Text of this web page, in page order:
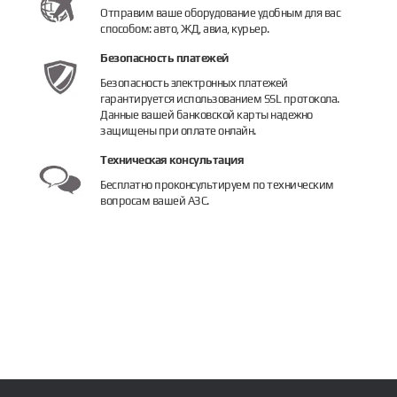
Отправим ваше оборудование удобным для вас
способом: авто, ЖД, авиа, курьер.
Безопасность платежей
Безопасность электронных платежей
гарантируется использованием SSL протокола.
Данные вашей банковской карты надежно
защищены при оплате онлайн.
Техническая консультация
Бесплатно проконсультируем по техническим
вопросам вашей АЗС.